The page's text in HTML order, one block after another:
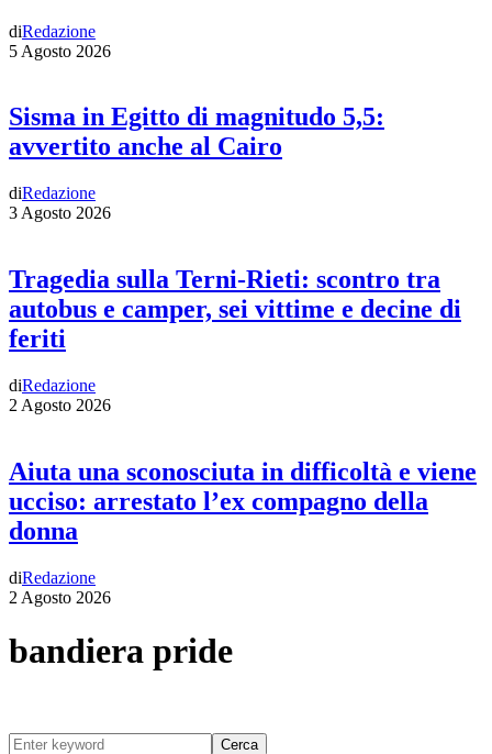
diRedazione
5 Agosto 2026
Sisma in Egitto di magnitudo 5,5:
avvertito anche al Cairo
diRedazione
3 Agosto 2026
Tragedia sulla Terni-Rieti: scontro tra
autobus e camper, sei vittime e decine di
feriti
diRedazione
2 Agosto 2026
Aiuta una sconosciuta in difficoltà e viene
ucciso: arrestato l’ex compagno della
donna
diRedazione
2 Agosto 2026
bandiera pride
Cerca